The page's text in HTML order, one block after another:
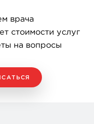
врача
стоимости услуг
на вопросы